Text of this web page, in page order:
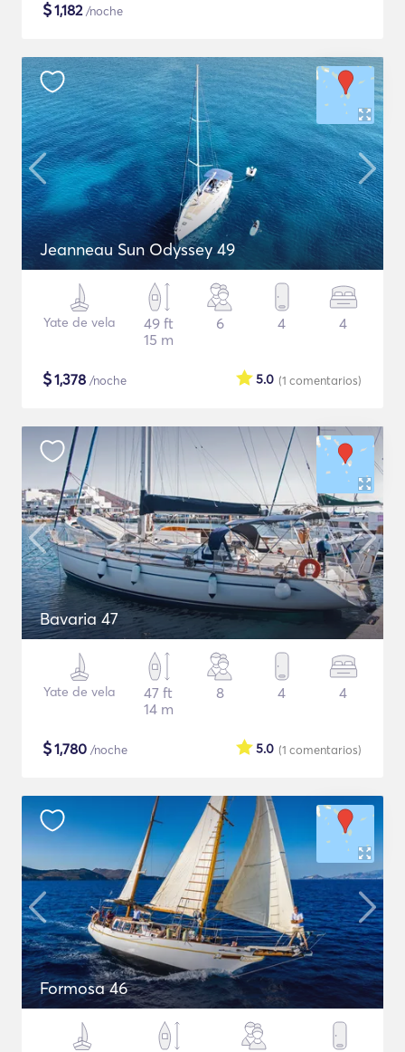
$1,182/noche
Jeanneau Sun Odyssey 49
Yate de vela
49 ft
15 m
6 4 4
$1,378 /noche (1 comentarios)
5.0
Bavaria 47
Yate de vela
47 ft
14 m
8 4 4
$1,780 /noche (1 comentarios)
5.0
Formosa 46